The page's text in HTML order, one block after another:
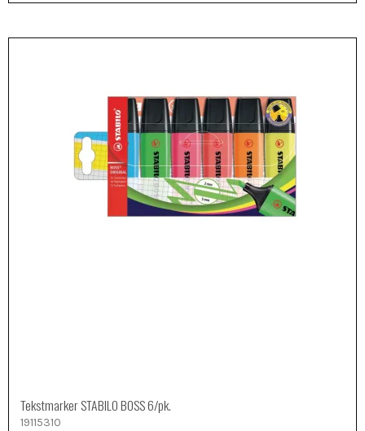
Tekstmarker STABILO BOSS 6/pk.
19115310